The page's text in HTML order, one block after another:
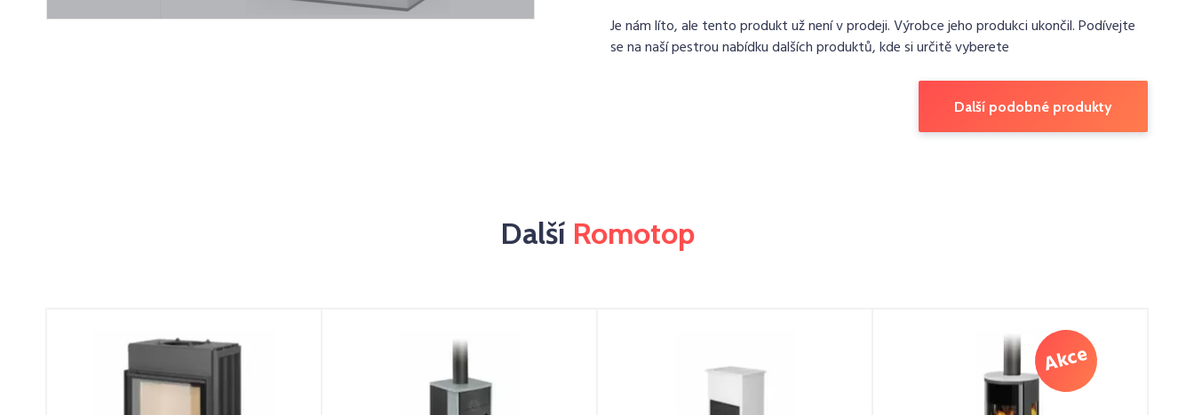
Je nám líto, ale tento produkt už není v prodeji. Výrobce jeho produkci ukončil. Podívejte
se na naší pestrou nabídku dalších produktů, kde si určitě vyberete
Další podobné produkty
Další Romotop